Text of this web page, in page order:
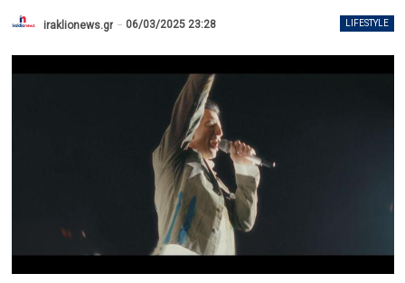
LIFESTYLE
iraklionews.gr 06/03/2025 23:28